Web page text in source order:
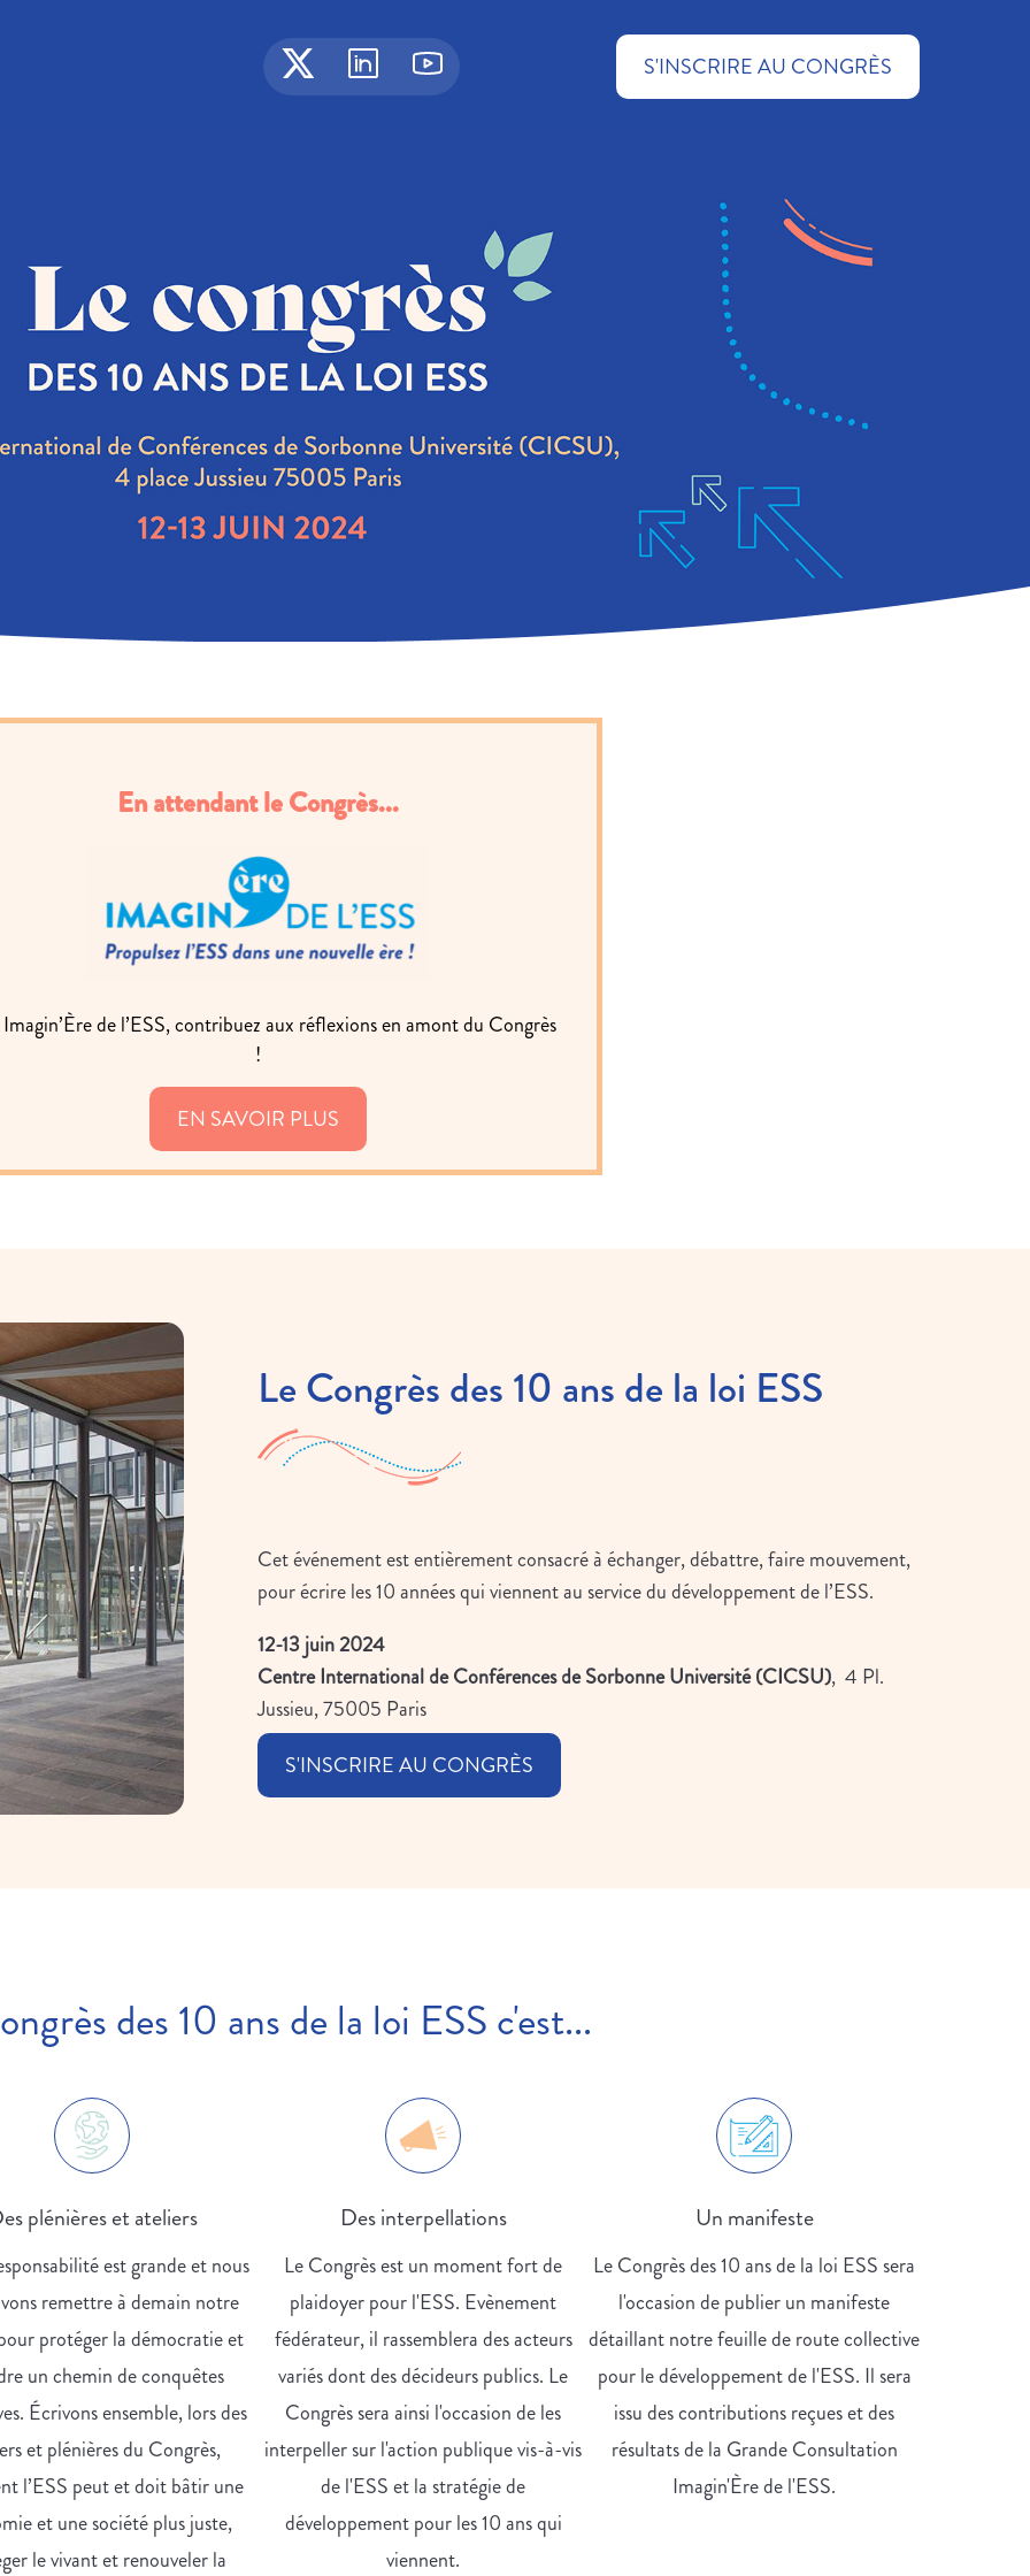
S'INSCRIRE AU CONGRÈS
En attendant le Congrès...
de l’ESS, contribuez aux réflexions en amont du Congrès
!
EN SAVOIR PLUS
Le Congrès des 10 ans de la loi ESS
Cet événement est entièrement consacré à échanger, débattre, faire mouvement,
pour écrire les 10 années qui viennent au service du développement de l’ESS.
12-13 juin 2024
Centre International de Conférences de Sorbonne Université (CICSU), 4 Pl.
Jussieu, 75005 Paris
S'INSCRIRE AU CONGRÈS
des 10 ans de la loi ESS c'est...
plénières et ateliers
est grande et nous
remettre à demain notre
protéger la démocratie et
un chemin de conquêtes
Écrivons ensemble, lors des
et plénières du Congrès,
l’ESS peut et doit bâtir une
et une société plus juste,
le vivant et renouveler la
Des interpellations
Le Congrès est un moment fort de
plaidoyer pour l'ESS. Evènement
fédérateur, il rassemblera des acteurs
variés dont des décideurs publics. Le
Congrès sera ainsi l'occasion de les
interpeller sur l'action publique vis-à-vis
de l'ESS et la stratégie de
développement pour les 10 ans qui
viennent.
Un manifeste
Le Congrès des 10 ans de la loi ESS sera
l'occasion de publier un manifeste
détaillant notre feuille de route collective
pour le développement de l'ESS. Il sera
issu des contributions reçues et des
résultats de la Grande Consultation
Imagin'Ère de l'ESS.